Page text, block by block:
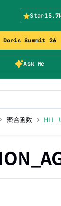
Doris Summit 26
Ask Me
Star
聚合函数